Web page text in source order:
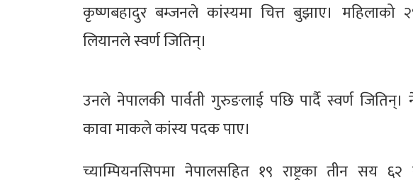
कृष्णबहादुर बम्जनले कांस्यमा चित्त बुझाए। महिलाको
लियानले स्वर्ण जितिन्।
उनले नेपालकी पार्वती गुरुङलाई पछि पार्दै स्वर्ण
कावा माकले कांस्य पदक पाए।
च्याम्पियनसिपमा नेपालसहित १९ राष्ट्रका तीन सय ६२